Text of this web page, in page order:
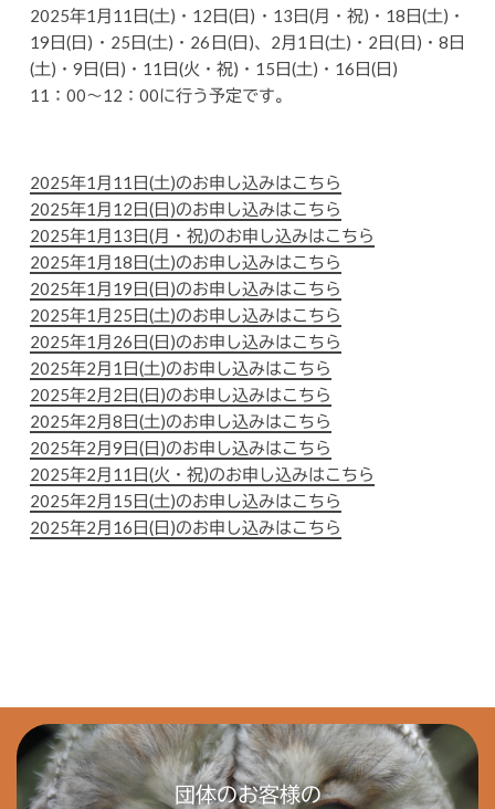
2025年1月11日(土)・12日(日)・13日(月・祝)・18日(土)・
19日(日)・25日(土)・26日(日)、2月1日(土)・2日(日)・8日
(土)・9日(日)・11日(火・祝)・15日(土)・16日(日)
11：00～12：00に行う予定です。
2025年1月11日(土)のお申し込みはこちら
2025年1月12日(日)のお申し込みはこちら
2025年1月13日(月・祝)のお申し込みはこちら
2025年1月18日(土)のお申し込みはこちら
2025年1月19日(日)のお申し込みはこちら
2025年1月25日(土)のお申し込みはこちら
2025年1月26日(日)のお申し込みはこちら
2025年2月1日(土)のお申し込みはこちら
2025年2月2日(日)のお申し込みはこちら
2025年2月8日(土)のお申し込みはこちら
2025年2月9日(日)のお申し込みはこちら
2025年2月11日(火・祝)のお申し込みはこちら
2025年2月15日(土)のお申し込みはこちら
2025年2月16日(日)のお申し込みはこちら
団体のお客様の